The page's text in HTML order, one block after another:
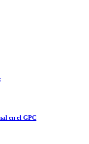
en el GPC